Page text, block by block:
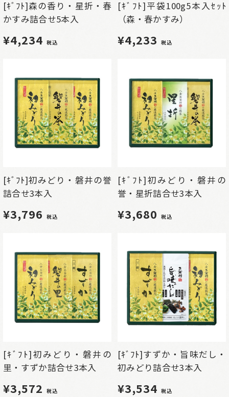
[ｷﾞﾌﾄ]森の香り・星折・春
かすみ詰合せ5本入
¥4,234 税込
[ｷﾞﾌﾄ]平袋100g5本入ｾｯﾄ
（森・春かすみ）
¥4,233 税込
[ｷﾞﾌﾄ]初みどり・磐井の誉
詰合せ3本入
¥3,796 税込
[ｷﾞﾌﾄ]初みどり・磐井の
誉・星折詰合せ3本入
¥3,680 税込
[ｷﾞﾌﾄ]初みどり・磐井の
里・すずか詰合せ3本入
¥3,572 税込
[ｷﾞﾌﾄ]すずか・旨味だし・
初みどり詰合せ3本入
¥3,534 税込